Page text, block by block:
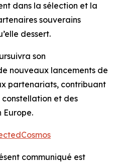
dans la sélection et la
souverains
dessert.
son
nouveaux lancements de
partenariats, contribuant
et des
Europe.
communiqué est